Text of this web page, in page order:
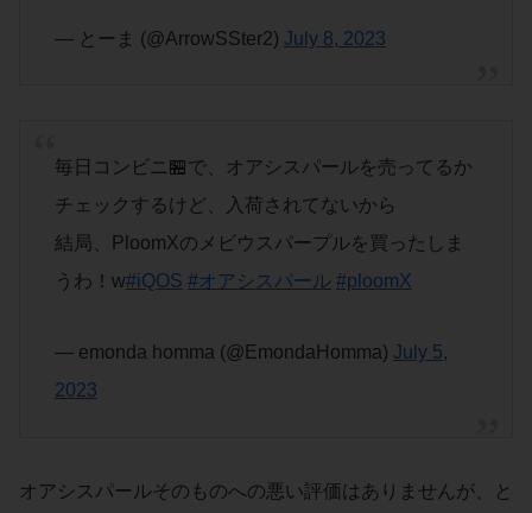
— とーま (@ArrowSSter2) July 8, 2023
毎日コンビニ🏪で、オアシスパールを売ってるか
チェックするけど、入荷されてないから
結局、PloomXのメビウスパープルを買ったしま
うわ！w#iQOS #オアシスパール #ploomX
— emonda homma (@EmondaHomma) July 5,
2023
オアシスパールそのものへの悪い評価はありませんが、と